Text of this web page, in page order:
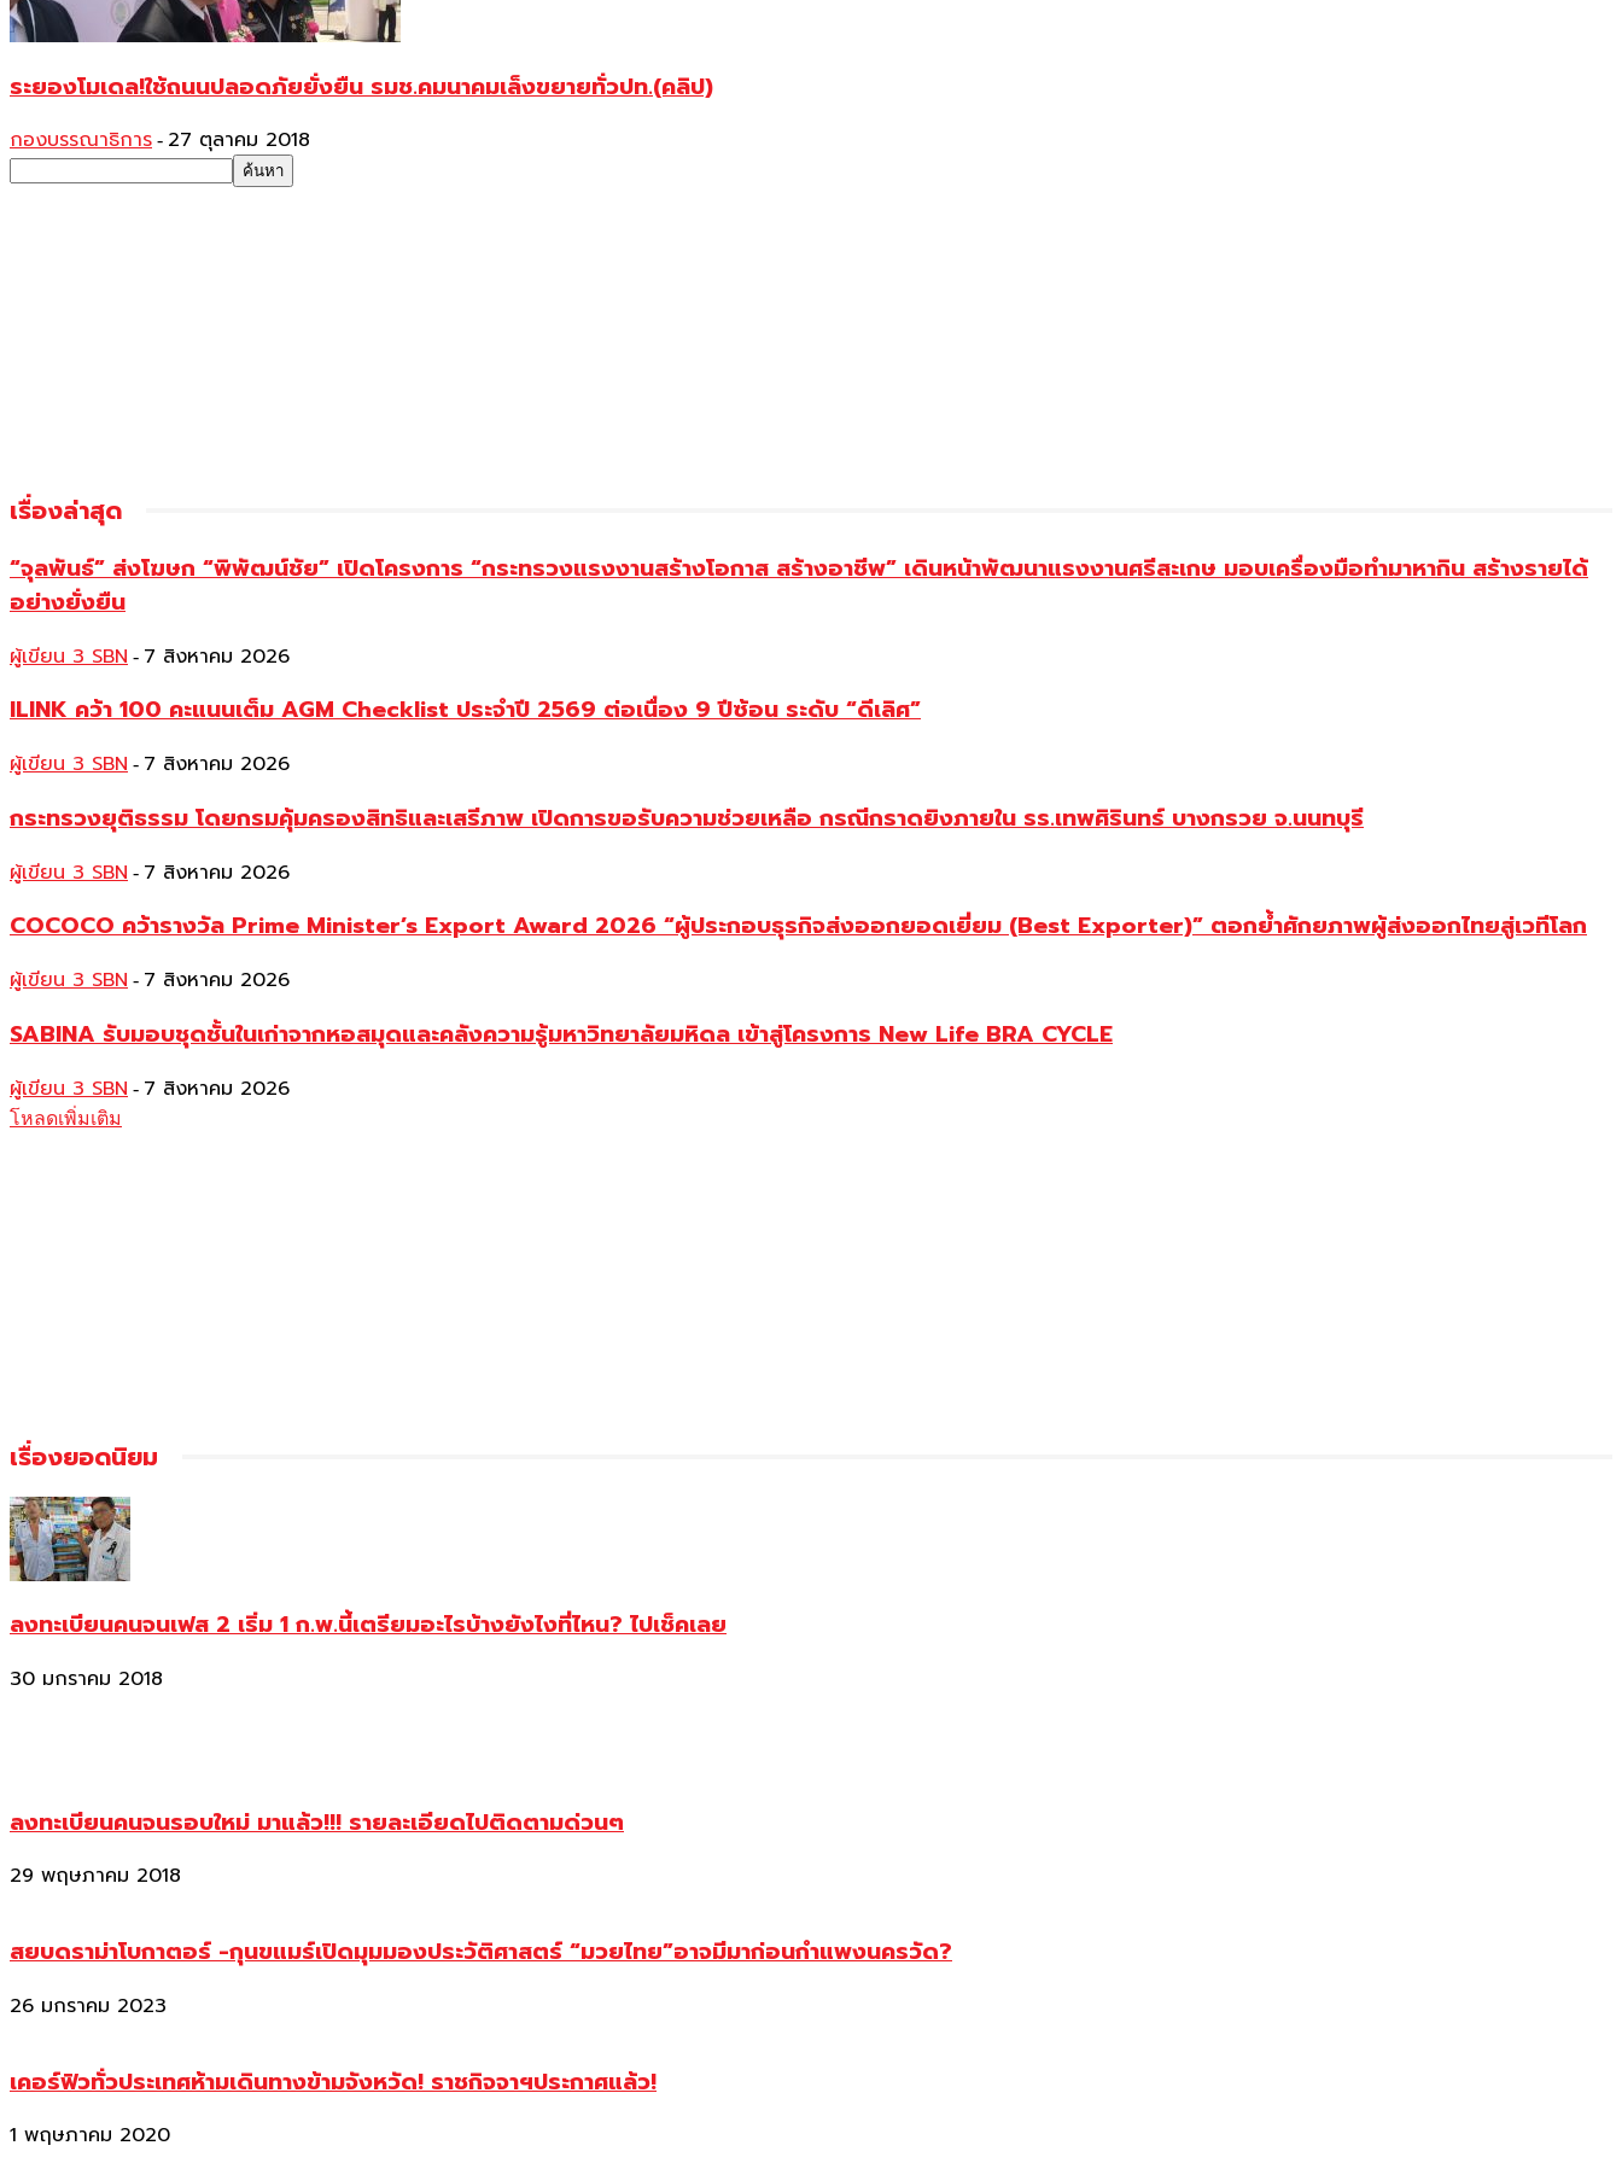
ระยองโมเดล!ใช้ถนนปลอดภัยยั่งยืน รมช.คมนาคมเล็งขยายทั่วปท.(คลิป)
กองบรรณาธิการ - 27 ตุลาคม 2018
เรื่องล่าสุด
“จุลพันธ์” ส่งโฆษก “พิพัฒน์ชัย” เปิดโครงการ “กระทรวงแรงงานสร้างโอกาส สร้างอาชีพ” เดินหน้าพัฒนาแรงงานศรีสะเกษ มอบเครื่องมือทำมาหากิน สร้างรายได้
อย่างยั่งยืน
ผู้เขียน 3 SBN - 7 สิงหาคม 2026
ILINK คว้า 100 คะแนนเต็ม AGM Checklist ประจำปี 2569 ต่อเนื่อง 9 ปีซ้อน ระดับ “ดีเลิศ”
ผู้เขียน 3 SBN - 7 สิงหาคม 2026
กระทรวงยุติธรรม โดยกรมคุ้มครองสิทธิและเสรีภาพ เปิดการขอรับความช่วยเหลือ กรณีกราดยิงภายใน รร.เทพศิรินทร์ บางกรวย จ.นนทบุรี
ผู้เขียน 3 SBN - 7 สิงหาคม 2026
COCOCO คว้ารางวัล Prime Minister’s Export Award 2026 “ผู้ประกอบธุรกิจส่งออกยอดเยี่ยม (Best Exporter)” ตอกย้ำศักยภาพผู้ส่งออกไทยสู่เวทีโลก
ผู้เขียน 3 SBN - 7 สิงหาคม 2026
SABINA รับมอบชุดชั้นในเก่าจากหอสมุดและคลังความรู้มหาวิทยาลัยมหิดล เข้าสู่โครงการ New Life BRA CYCLE
ผู้เขียน 3 SBN - 7 สิงหาคม 2026
โหลดเพิ่มเติม
เรื่องยอดนิยม
ลงทะเบียนคนจนเฟส 2 เริ่ม 1 ก.พ.นี้เตรียมอะไรบ้างยังไงที่ไหน? ไปเช็คเลย
30 มกราคม 2018
ลงทะเบียนคนจนรอบใหม่ มาแล้ว!!! รายละเอียดไปติดตามด่วนๆ
29 พฤษภาคม 2018
สยบดราม่าโบกาตอร์ -กุนขแมร์เปิดมุมมองประวัติศาสตร์ “มวยไทย”อาจมีมาก่อนกำแพงนครวัด?
26 มกราคม 2023
เคอร์ฟิวทั่วประเทศห้ามเดินทางข้ามจังหวัด! ราชกิจจาฯประกาศแล้ว!
1 พฤษภาคม 2020